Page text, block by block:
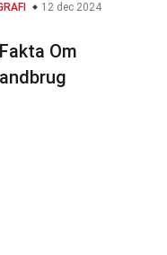
12 dec 2024
Om